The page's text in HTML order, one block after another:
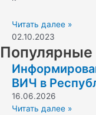
Читать далее »
02.10.2023
Популярные
ВИЧ в
16.06.2026
Читать далее »